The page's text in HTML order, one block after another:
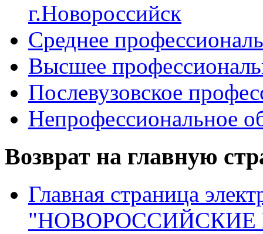
г.Новороссийск
Среднее
Высшее
Послевузовское
Непрофессиональное
Возврат на главную
Главная страница
"НОВОРОССИЙСКИЕ